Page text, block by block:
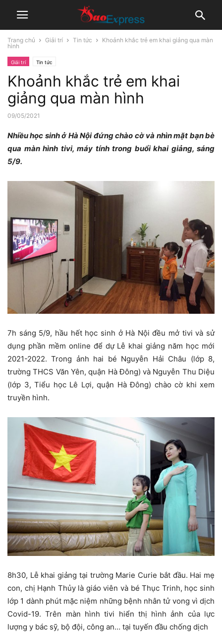
Trang chủ Giải trí Tin tức
Khoảnh khắc trẻ em khai giảng qua màn
hình
Giải trí Tin tức
Khoảnh khắc trẻ em khai
giảng qua màn hình
09/05/2021
Nhiều học sinh ở Hà Nội đứng chào cờ và nhìn mặt bạn bè
qua màn hình tivi, máy tính trong buổi khai giảng, sáng
5/9.
7h sáng 5/9, hầu hết học sinh ở Hà Nội đều mở tivi và sử
dụng phần mềm online để dự Lễ khai giảng năm học mới
2021-2022. Trong ảnh hai bé Nguyễn Hải Châu (lớp 8,
trường THCS Văn Yên, quận Hà Đông) và Nguyễn Thu Diệu
(lớp 3, Tiểu học Lê Lợi, quận Hà Đông) chào cờ khi xem
truyền hình.
8h30, Lễ khai giảng tại trường Marie Curie bắt đầu. Hai mẹ
con, chị Hạnh Thủy là giáo viên và bé Thục Trinh, học sinh
lớp 1 dành phút mặc niệm những bệnh nhân tử vong vì dịch
Covid-19. Trên màn hình tivi hiển thị hình ảnh của lực
lượng y bác sỹ, bộ đội, công an… tại tuyến đầu chống dịch